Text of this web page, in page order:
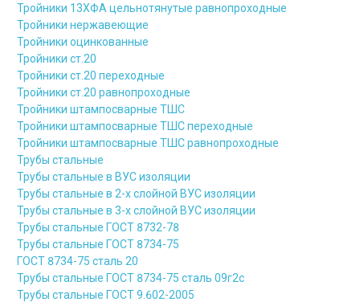
Тройники 13ХФА цельнотянутые равнопроходные
Тройники нержавеющие
Тройники оцинкованные
Тройники ст.20
Тройники ст.20 переходные
Тройники ст.20 равнопроходные
Тройники штампосварные ТШС
Тройники штампосварные ТШС переходные
Тройники штампосварные ТШС равнопроходные
Трубы стальные
Трубы стальные в ВУС изоляции
Трубы стальные в 2-х слойной ВУС изоляции
Трубы стальные в 3-х слойной ВУС изоляции
Трубы стальные ГОСТ 8732-78
Трубы стальные ГОСТ 8734-75
ГОСТ 8734-75 сталь 20
Трубы стальные ГОСТ 8734-75 сталь 09г2с
Трубы стальные ГОСТ 9.602-2005